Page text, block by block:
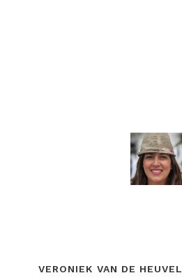
VERONIEK VAN DE HEUVEL